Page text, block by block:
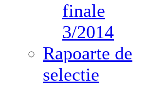
finale
3/2014
Rapoarte de
selectie